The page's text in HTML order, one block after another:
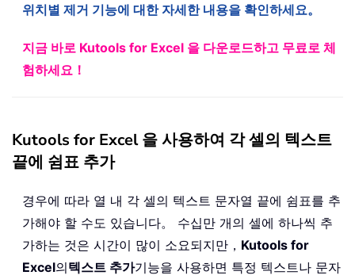
위치별 제거 기능에 대한 자세한 내용을 확인하세요。
지금 바로 Kutools for Excel 을 다운로드하고 무료로 체
험하세요！
Kutools for Excel 을 사용하여 각 셀의 텍스트
끝에 쉼표 추가
경우에 따라 열 내 각 셀의 텍스트 문자열 끝에 쉼표를 추
가해야 할 수도 있습니다。 수십만 개의 셀에 하나씩 추
가하는 것은 시간이 많이 소요되지만， Kutools for
Excel의텍스트 추가기능을 사용하면 특정 텍스트나 문자